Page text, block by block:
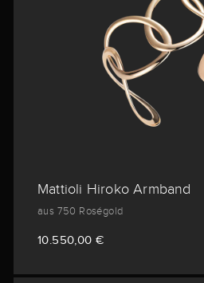
Mattioli Hiroko Armband
aus 750 Roségold
10.550,00 €